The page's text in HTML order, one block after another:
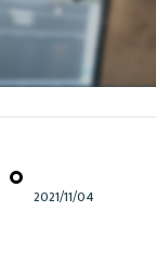
2021/11/04